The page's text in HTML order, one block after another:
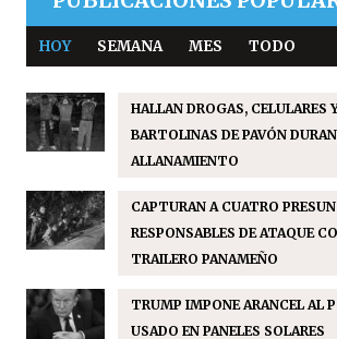
HOY SEMANA MES TODO
HALLAN DROGAS, CELULARES
BARTOLINAS DE PAVÓN
ALLANAMIENTO
CAPTURAN A CUATRO
RESPONSABLES DE ATAQUE
TRAILERO PANAMEÑO
TRUMP IMPONE ARANCEL AL
USADO EN PANELES SOLARES